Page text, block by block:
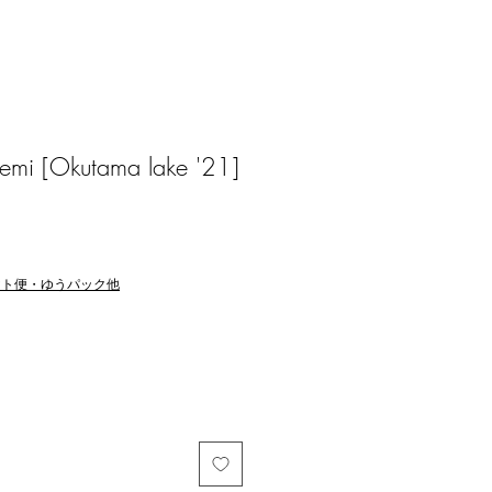
[Okutama lake '21]
便・ゆうパック他